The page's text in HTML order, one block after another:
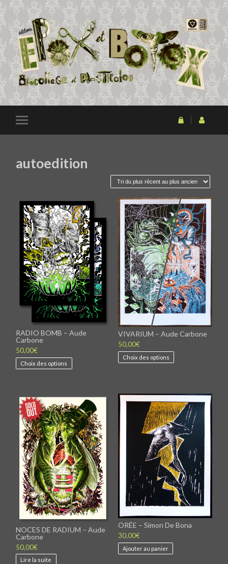
autoedition
RADIO BOMB – Aude
Carbone
50,00€
Choix des options
Les
options
peuvent
être
choisies
sur
la
page
du
produit
VIVARIUM – Aude Carbone
50,00€
Choix des options
Les
options
peuvent
être
choisies
sur
la
page
du
produit
NOCES DE RADIUM – Aude
Carbone
50,00€
Lire la suite
ORÉE – Simon De Bona
30,00€
Ajouter au panier